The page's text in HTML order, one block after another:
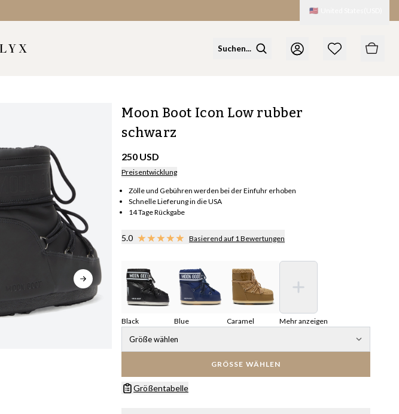
🇺🇸
Moon Boot Icon Low rubber
schwarz
250 USD
Preisentwicklung
Zölle und Gebühren werden bei der Einfuhr erhoben
Schnelle Lieferung in die USA
14 Tage Rückgabe
5.0 Basierend auf 1 Bewertungen
Black Blue Caramel Mehr anzeigen
Größe wählen
GRÖSSE WÄHLEN
Größentabelle